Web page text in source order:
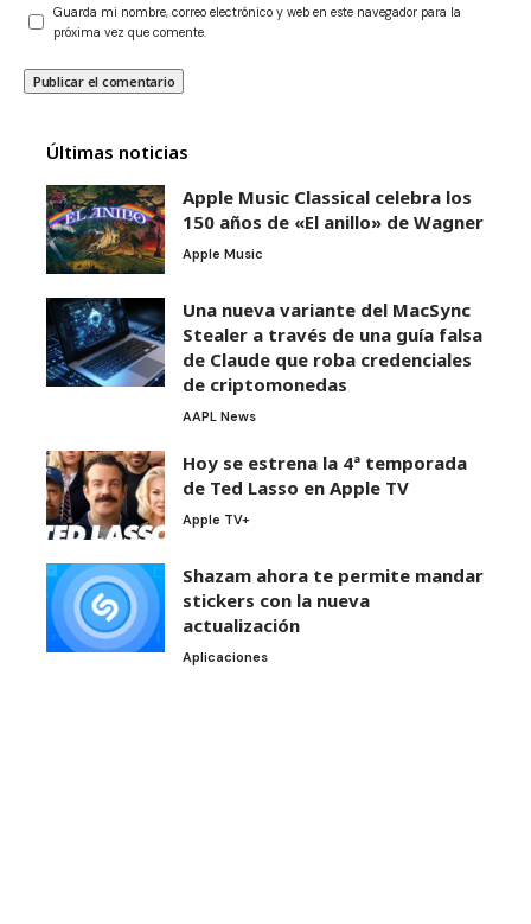
Guarda mi nombre, correo electrónico y web en este navegador para la
próxima vez que comente.
Últimas noticias
Apple Music Classical celebra los
150 años de «El anillo» de Wagner
Apple Music
Una nueva variante del MacSync
Stealer a través de una guía falsa
de Claude que roba credenciales
de criptomonedas
AAPL News
Hoy se estrena la 4ª temporada
de Ted Lasso en Apple TV
Apple TV+
Shazam ahora te permite mandar
stickers con la nueva
actualización
Aplicaciones